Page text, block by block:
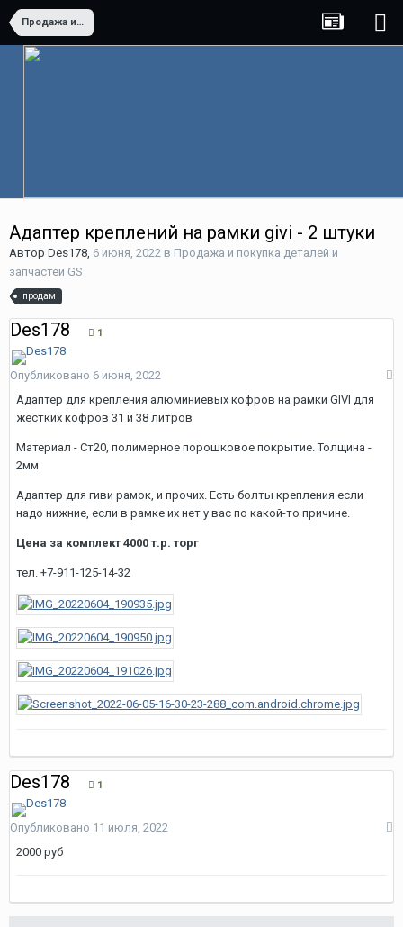
Продажа и покупка деталей и запчастей GS
Адаптер креплений на рамки givi - 2 штуки
Автор Des178, 6 июня, 2022 в Продажа и покупка деталей и
запчастей GS
продам
Des178 1
Опубликовано 6 июня, 2022
Адаптер для крепления алюминиевых кофров на рамки GIVI для
жестких кофров 31 и 38 литров
Материал - Ст20, полимерное порошковое покрытие. Толщина -
2мм
Адаптер для гиви рамок, и прочих. Есть болты крепления если
надо нижние, если в рамке их нет у вас по какой-то причине.
Цена за комплект 4000 т.р. торг
тел. +7-911-125-14-32
Des178 1
Опубликовано 11 июля, 2022
2000 руб